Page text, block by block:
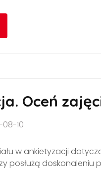
Oceń
10
w ankietyzacji
posłużą